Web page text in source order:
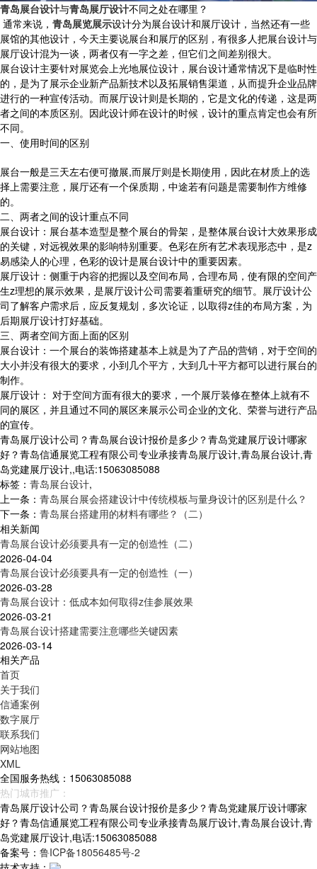
青岛展台设计与青岛展厅设计不同之处在哪里？
通常来说， 青岛展览展示设计分为展台设计和展厅设计，当然还有一些
展馆的其他设计，今天主要说展台和展厅的区别，有很多人把展台设计与
展厅设计混为一谈，两者仅有一字之差，但它们之间差别很大。
展台设计主要针对展览会上光地展位设计，展台设计通常情况下是临时性
的，是为了展示企业新产品新技术以及拓展销售渠道，从而提升企业品牌
进行的一种宣传活动。而展厅设计则是长期的，它是文化的传递，这是两
者之间的本质区别。因此设计师在设计的时候，设计的重点肯定也会有所
不同。
一、使用时间的区别
展台一般是三天左右便可撤展,而展厅则是长期使用，因此在材质上的选
择上需要注意，展厅还有一个保质期，中途若有问题是需要制作方维修
的。
二、两者之间的设计重点不同
展台设计：展台基本造型是整个展台的骨架，是整体展台设计大效果形成
的关键，对远视效果的影响特别重要。色彩在所有艺术表现形态中，是z
易感染人的心理，色彩的设计是展台设计中的重要因素。
展厅设计：侧重于内容的把握以及空间布局，合理布局，使有限的空间产
生z理想的展示效果，是展厅设计公司需要着重研究的细节。展厅设计公
司了解客户需求后，应反复规划，多次论证，以取得z佳的布局方案，为
后期展厅设计打好基础。
三、两者空间方面上面的区别
展台设计：一个展台的装饰搭建基本上就是为了产品的营销，对于空间的
大小并没有很大的要求，小到几个平方，大到几十平方都可以进行展台的
制作。
展厅设计： 对于空间方面有很大的要求，一个展厅装修在整体上就有不
同的展区，并且通过不同的展区来展示公司企业的文化、荣誉与进行产品
的宣传。
青岛展厅设计公司？青岛展台设计报价是多少？青岛党建展厅设计哪家
好？青岛信通展览工程有限公司专业承接青岛展厅设计,青岛展台设计,青
岛党建展厅设计,,电话:15063085088
标签： 青岛展台设计,
上一条： 青岛展台展会搭建设计中传统模板与量身设计的区别是什么？
下一条： 青岛展台搭建用的材料有哪些？（二）
相关新闻
青岛展台设计必须要具有一定的创造性（二）
2026-04-04
青岛展台设计必须要具有一定的创造性（一）
2026-03-28
青岛展台设计：低成本如何取得z佳参展效果
2026-03-21
青岛展台设计搭建需要注意哪些关键因素
2026-03-14
相关产品
首页
关于我们
信通案例
数字展厅
联系我们
网站地图
XML
全国服务热线：15063085088
热门城市推广：
青岛展厅设计公司？青岛展台设计报价是多少？青岛党建展厅设计哪家
好？青岛信通展览工程有限公司专业承接青岛展厅设计,青岛展台设计,青
岛党建展厅设计,电话:15063085088
备案号： 鲁ICP备18056485号-2